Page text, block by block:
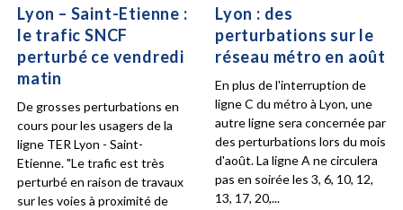
Lyon – Saint-Etienne :
le trafic SNCF
perturbé ce vendredi
matin
De grosses perturbations en
cours pour les usagers de la
ligne TER Lyon - Saint-
Etienne. "Le trafic est très
perturbé en raison de travaux
sur les voies à proximité de
Lyon : des
perturbations sur le
réseau métro en août
En plus de l'interruption de
ligne C du métro à Lyon, une
autre ligne sera concernée par
des perturbations lors du mois
d'août. La ligne A ne circulera
pas en soirée les 3, 6, 10, 12,
13, 17, 20,...